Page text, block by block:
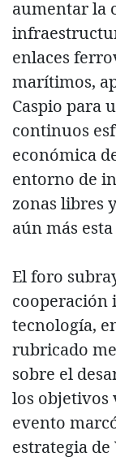
aumentar la
enlaces
marítimos,
Caspio para
continuos
económica
entorno de
zonas libres
aún más
El foro
cooperación
tecnología,
rubricado
sobre el
los objetivos
evento
estrategia